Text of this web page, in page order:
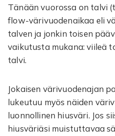
Tänään vuorossa on talvi
flow-värivuodenaikaa eli
talven ja jonkin toisen
vaikutusta mukana: viileä
talvi.
Jokaisen värivuodenajan
lukeutuu myös näiden
luonnollinen hiusväri. Jos
hiusväriäsi muistuttavaa